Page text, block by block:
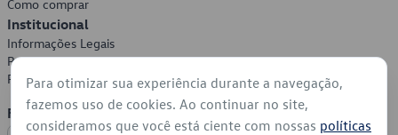
Como comprar
Institucional
Informações Legais
Política de Privacidade
Política de Cookies
Formas de Pagamento
Para otimizar sua experiência durante a navegação,
fazemos uso de cookies. Ao continuar no site,
consideramos que você está ciente com nossas políticas